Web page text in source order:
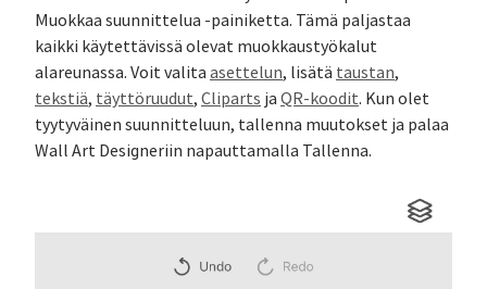
Muokkaa suunnittelua -painiketta. Tämä paljastaa
kaikki käytettävissä olevat muokkaustyökalut
alareunassa. Voit valita asettelun, lisätä taustan,
tekstiä, täyttöruudut, Cliparts ja QR-koodit. Kun olet
tyytyväinen suunnitteluun, tallenna muutokset ja palaa
Wall Art Designeriin napauttamalla Tallenna.